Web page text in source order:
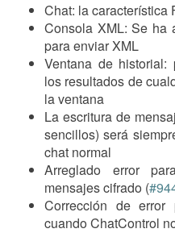
Chat: la característica
Consola XML: Se ha
para enviar XML
Ventana de historial:
los resultados de
la ventana
La escritura de
sencillos) será
chat normal
Arreglado error
mensajes cifrado (
Corrección de error
cuando ChatControl